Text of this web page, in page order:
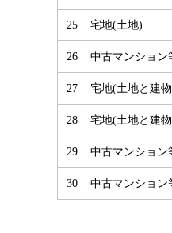
25 宅地(土地)
26 中古マンション
27 宅地(土地と建
28 宅地(土地と建
29 中古マンション
30 中古マンション